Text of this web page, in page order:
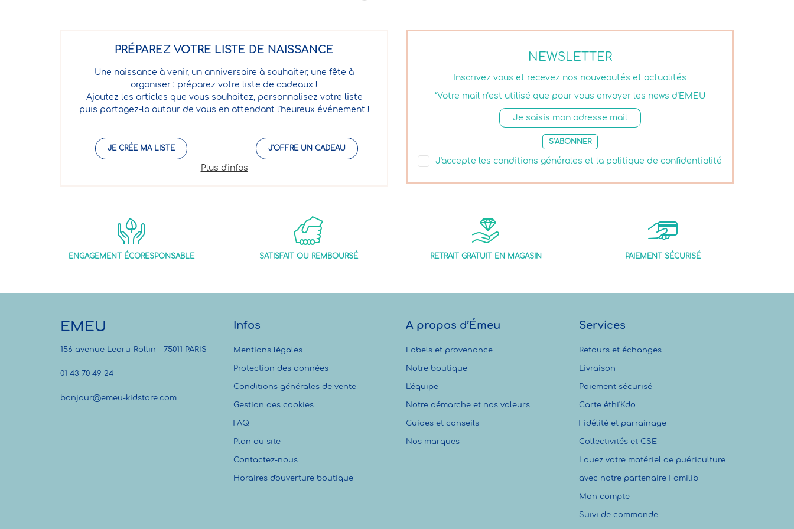
PRÉPAREZ VOTRE LISTE DE NAISSANCE
Une naissance à venir, un anniversaire à souhaiter, une fête à
organiser : préparez votre liste de cadeaux !
Ajoutez les articles que vous souhaitez, personnalisez votre liste
puis partagez-la autour de vous en attendant l'heureux événement !
JE CRÉE MA LISTE J'OFFRE UN CADEAU
Plus d'infos
NEWSLETTER
Inscrivez vous et recevez nos nouveautés et actualités
*Votre mail n’est utilisé que pour vous envoyer les news d’EMEU
S’ABONNER
J'accepte les conditions générales et la politique de confidentialité
ENGAGEMENT ÉCORESPONSABLE SATISFAIT OU REMBOURSÉ RETRAIT GRATUIT EN MAGASIN PAIEMENT SÉCURISÉ
EMEU
156 avenue Ledru-Rollin - 75011 PARIS
01 43 70 49 24
bonjour@emeu-kidstore.com
Infos
Mentions légales
Protection des données
Conditions générales de vente
Gestion des cookies
FAQ
Plan du site
Contactez-nous
Horaires d'ouverture boutique
A propos d’Émeu
Labels et provenance
Notre boutique
L'équipe
Notre démarche et nos valeurs
Guides et conseils
Nos marques
Services
Retours et échanges
Livraison
Paiement sécurisé
Carte éthi'Kdo
Fidélité et parrainage
Collectivités et CSE
Louez votre matériel de puériculture
avec notre partenaire Familib
Mon compte
Suivi de commande